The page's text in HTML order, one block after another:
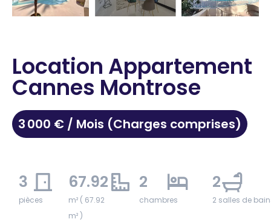
Location Appartement
Cannes Montrose
3 000 € / Mois (Charges comprises)
3
pièces
67.92
m² ( 67.92
m² )
2
chambres
2
2 salles de